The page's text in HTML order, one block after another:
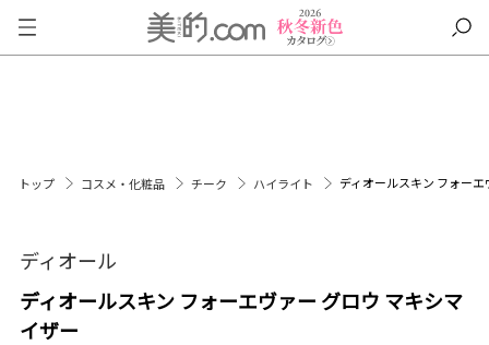
トップ コスメ・化粧品 チーク ハイライト ディオールスキン フォー
ディオール
ディオールスキン フォーエヴァー グロウ マキシマ
イザー